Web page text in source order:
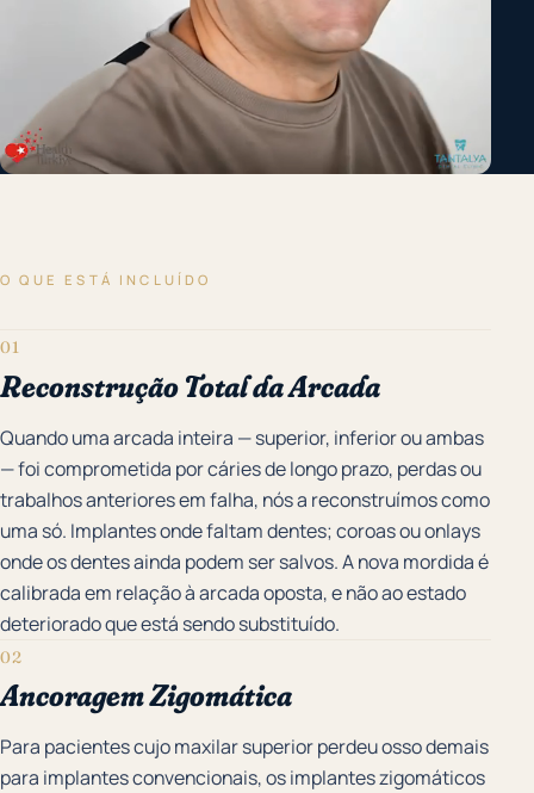
O QUE ESTÁ INCLUÍDO
01
Reconstrução Total da Arcada
Quando uma arcada inteira — superior, inferior ou ambas
— foi comprometida por cáries de longo prazo, perdas ou
trabalhos anteriores em falha, nós a reconstruímos como
uma só. Implantes onde faltam dentes; coroas ou onlays
onde os dentes ainda podem ser salvos. A nova mordida é
calibrada em relação à arcada oposta, e não ao estado
deteriorado que está sendo substituído.
02
Ancoragem Zigomática
Para pacientes cujo maxilar superior perdeu osso demais
para implantes convencionais, os implantes zigomáticos